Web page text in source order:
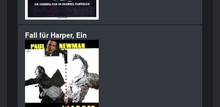
Fall für Harper, Ein